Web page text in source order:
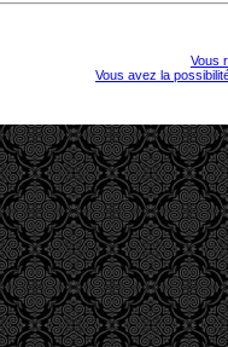
Vous
Vous avez la